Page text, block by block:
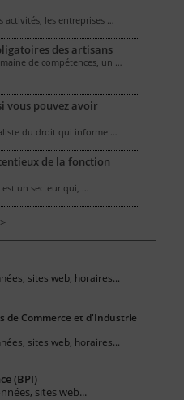
activités, les entreprises …
des artisans
de compétences, un …
vous pouvez avoir
du droit qui informe …
de la fonction
un secteur qui, …
sites web, horaires...
de Commerce et d'Industrie
sites web, horaires...
(BPI)
sites web...